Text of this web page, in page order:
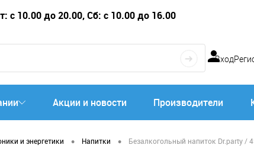
с 10.00 до 20.00, Сб: с 10.00 до 16.00
Вход
Акции и новости Производители
и энергетики • Напитки • Безалкогольный напиток Dr.party /